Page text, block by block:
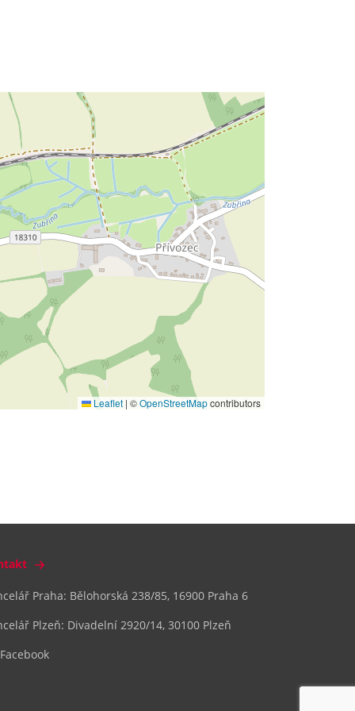
Leaflet | ©OpenStreetMapcontributors
Praha: Bělohorská 238/85, 16900 Praha 6
Plzeň: Divadelní 2920/14, 30100 Plzeň
Facebook